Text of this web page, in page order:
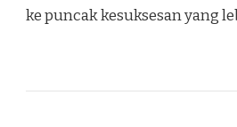
ke puncak kesuksesan yang